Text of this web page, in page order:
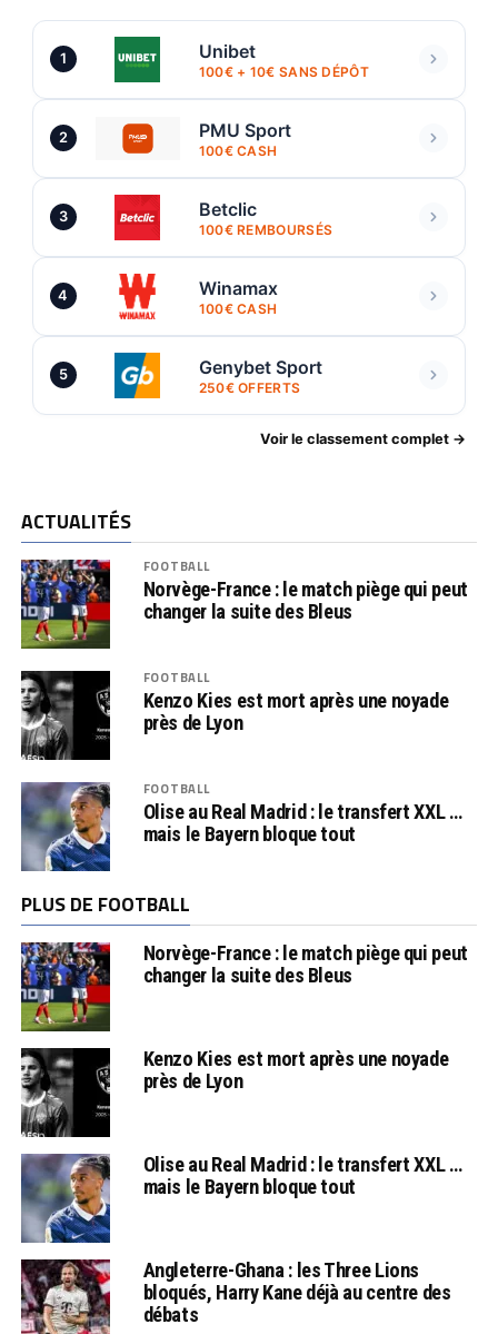
1 Unibet
100€ + 10€ SANS DÉPÔT
2 PMU Sport
100€ CASH
3 Betclic
100€ REMBOURSÉS
4 Winamax
100€ CASH
5 Genybet Sport
250€ OFFERTS
Voir le classement complet →
ACTUALITÉS
FOOTBALL
Norvège-France : le match piège qui peut
changer la suite des Bleus
FOOTBALL
Kenzo Kies est mort après une noyade
près de Lyon
FOOTBALL
Olise au Real Madrid : le transfert XXL …
mais le Bayern bloque tout
PLUS DE FOOTBALL
Norvège-France : le match piège qui peut
changer la suite des Bleus
Kenzo Kies est mort après une noyade
près de Lyon
Olise au Real Madrid : le transfert XXL …
mais le Bayern bloque tout
Angleterre-Ghana : les Three Lions
bloqués, Harry Kane déjà au centre des
débats